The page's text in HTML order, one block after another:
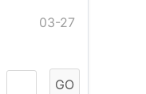
03-27
GO